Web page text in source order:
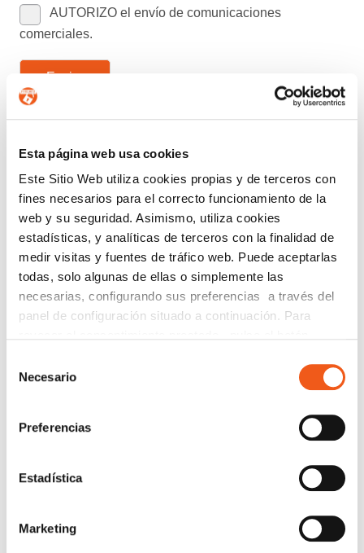
Esta página web usa cookies
Este Sitio Web utiliza cookies propias y de terceros con
fines necesarios para el correcto funcionamiento de la
web y su seguridad. Asimismo, utiliza cookies
estadísticas, y analíticas de terceros con la finalidad de
medir visitas y fuentes de tráfico web. Puede aceptarlas
todas, solo algunas de ellas o simplemente las
necesarias, configurando sus preferencias a través del
panel de configuración situado a continuación. Para
consultar nuestra política de cookies
política de cookies
Necesario
Preferencias
Estadística
Marketing
AUTORIZO el envío de comunicaciones
comerciales.
Enviar
CATEGORÍAS
ACUERDOS Y COLABORACIONES
CIBERSEGURIDAD
COMPLIANCE
CONSULTORA RGPD
DERECHOS RGPD
ENTREVISTAS
PREMIOS